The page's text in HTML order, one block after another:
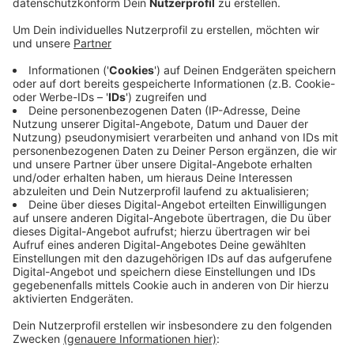
Ein Autofahrer aus Kall war aus Richtung Kronenburg
unterwegs und wollte auf die B 51 abbiegen. Dabei
habe er einen entgegenkommenden Autofahrer aus
Dahlem übersehen. Es kam zum Zusammenstoß, teilt
die Kreispolizei Euskirchen mit.
Beide Autofahrer verletzten sich. Ein
Rettungshubschrauber hat den abbiegenden
Autofahrer in eine Klinik gebracht. Den anderen
Beteiligten hat ein Rettungswagen ins Krankenhaus
gebracht. Die B 421 war zeitweise zwischen
Kronenburg und Stadtkyll gesperrt.